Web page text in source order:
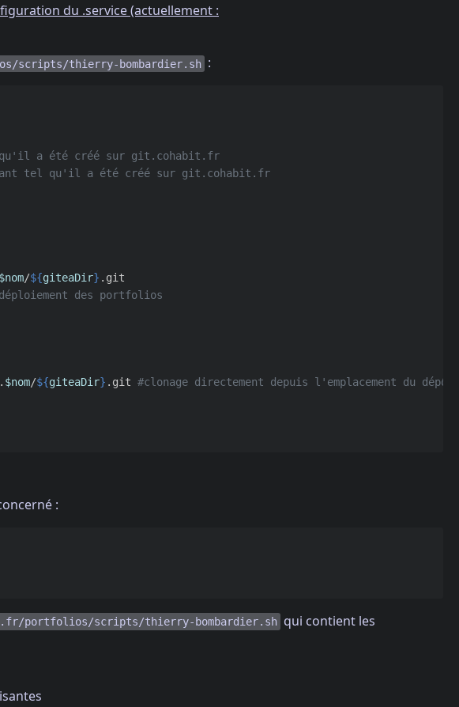
du .service (actuellement :
scripts/thierry-bombardier.sh :
a été créé sur git.cohabit.fr
tel qu'il a été créé sur git.cohabit.fr
$nom/${giteaDir}
des portfolios
. $nom/${giteaDir} .git #clonage directement depuis l'emplacement du
:
portfolios/scripts/thierry-bombardier.sh qui contient les